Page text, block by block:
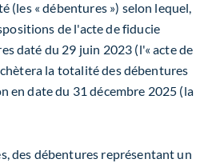
(les « débentures ») selon lequel,
de l'acte de fiducie
daté du 29 juin 2023 (l'« acte de
la totalité des débentures
en date du 31 décembre 2025 (la
des débentures représentant un